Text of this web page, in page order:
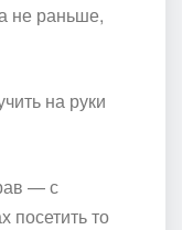
не раньше,
на руки
— с
посетить то